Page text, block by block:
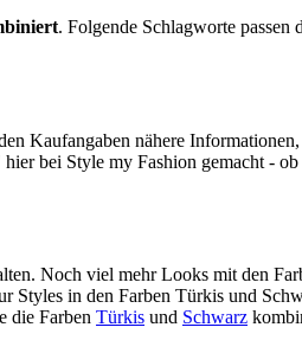
. Folgende Schlagworte passen
Kaufangaben nähere
bei Style my Fashion gemacht -
Noch viel mehr Looks mit den
Styles in den Farben Türkis und
die Farben Türkis und Schwarz